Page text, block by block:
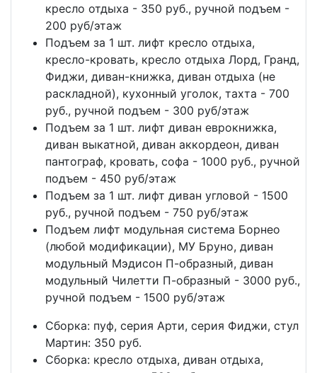
кресло отдыха - 350 руб., ручной подъем -
200 руб/этаж
Подъем за 1 шт. лифт кресло отдыха,
кресло-кровать, кресло отдыха Лорд, Гранд,
Фиджи, диван-книжка, диван отдыха (не
раскладной), кухонный уголок, тахта - 700
руб., ручной подъем - 300 руб/этаж
Подъем за 1 шт. лифт диван еврокнижка,
диван выкатной, диван аккордеон, диван
пантограф, кровать, софа - 1000 руб., ручной
подъем - 450 руб/этаж
Подъем за 1 шт. лифт диван угловой - 1500
руб., ручной подъем - 750 руб/этаж
Подъем лифт модульная система Борнео
(любой модификации), МУ Бруно, диван
модульный Мэдисон П-образный, диван
модульный Чилетти П-образный - 3000 руб.,
ручной подъем - 1500 руб/этаж
Сборка: пуф, серия Арти, серия Фиджи, стул
Мартин: 350 руб.
Сборка: кресло отдыха, диван отдыха,